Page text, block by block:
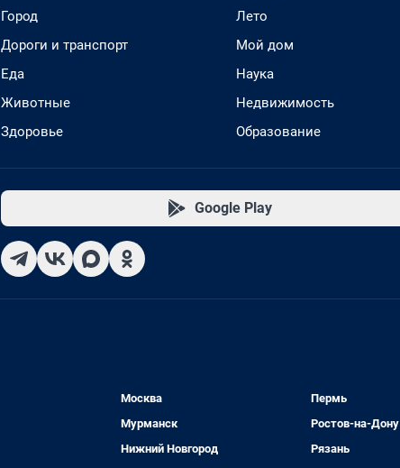
Город
Дороги и транспорт
Еда
Животные
Здоровье
Лето
Мой дом
Наука
Недвижимость
Образование
Google Play
Москва
Мурманск
Нижний Новгород
Пермь
Ростов-на-Дону
Рязань